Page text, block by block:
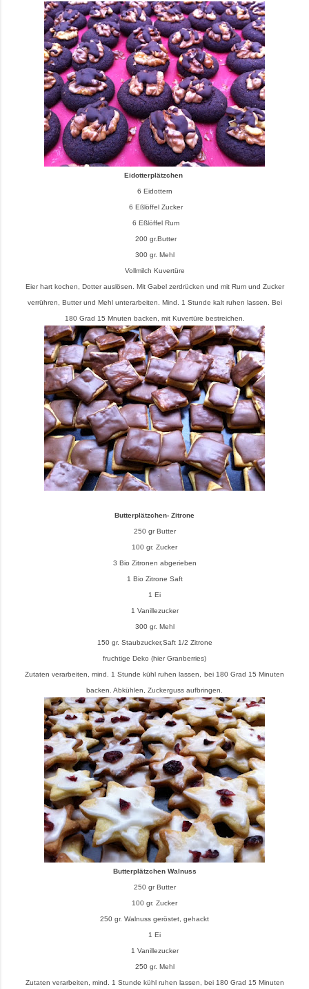
Eidotterplätzchen
6 Eidottern
6 Eßlöffel Zucker
6 Eßlöffel Rum
200 gr.Butter
300 gr. Mehl
Vollmilch Kuvertüre
Eier hart kochen, Dotter auslösen. Mit Gabel zerdrücken und mit Rum und Zucker
verrühren, Butter und Mehl unterarbeiten. Mind. 1 Stunde kalt ruhen lassen. Bei
180 Grad 15 Mnuten backen, mit Kuvertüre bestreichen.
Butterplätzchen- Zitrone
250 gr Butter
100 gr. Zucker
3 Bio Zitronen abgerieben
1 Bio Zitrone Saft
1 Ei
1 Vanillezucker
300 gr. Mehl
150 gr. Staubzucker,Saft 1/2 Zitrone
fruchtige Deko (hier Granberries)
Zutaten verarbeiten, mind. 1 Stunde kühl ruhen lassen, bei 180 Grad 15 Minuten
backen. Abkühlen, Zuckerguss aufbringen.
Butterplätzchen Walnuss
250 gr Butter
100 gr. Zucker
250 gr. Walnuss geröstet, gehackt
1 Ei
1 Vanillezucker
250 gr. Mehl
Zutaten verarbeiten, mind. 1 Stunde kühl ruhen lassen, bei 180 Grad 15 Minuten